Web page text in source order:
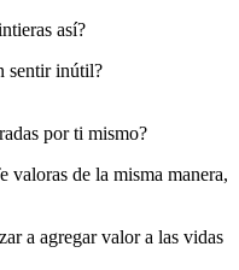
así?
sentir inútil?
por ti mismo?
valoras de la misma manera,
a agregar valor a las vidas